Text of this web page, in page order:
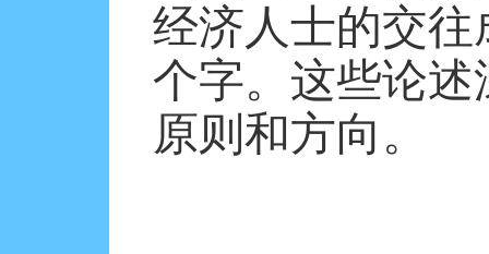
经济人士的交往
个字。这些论
原则和方向。